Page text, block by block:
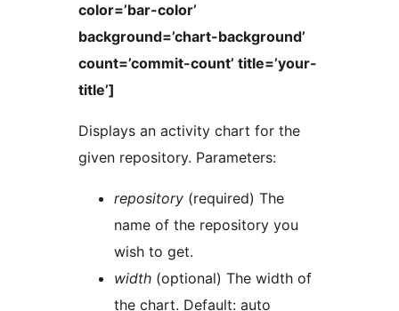
color=’bar-color’
background=’chart-background’
count=’commit-count’ title=’your-
title’]
Displays an activity chart for the
given repository. Parameters:
repository (required) The
name of the repository you
wish to get.
width (optional) The width of
the chart. Default: auto